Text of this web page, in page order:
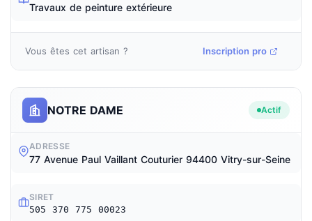
Travaux de peinture extérieure
Vous êtes cet artisan ? Inscription pro
NOTRE DAME Actif
ADRESSE
77 Avenue Paul Vaillant Couturier 94400 Vitry-sur-Seine
SIRET
505 370 775 00023